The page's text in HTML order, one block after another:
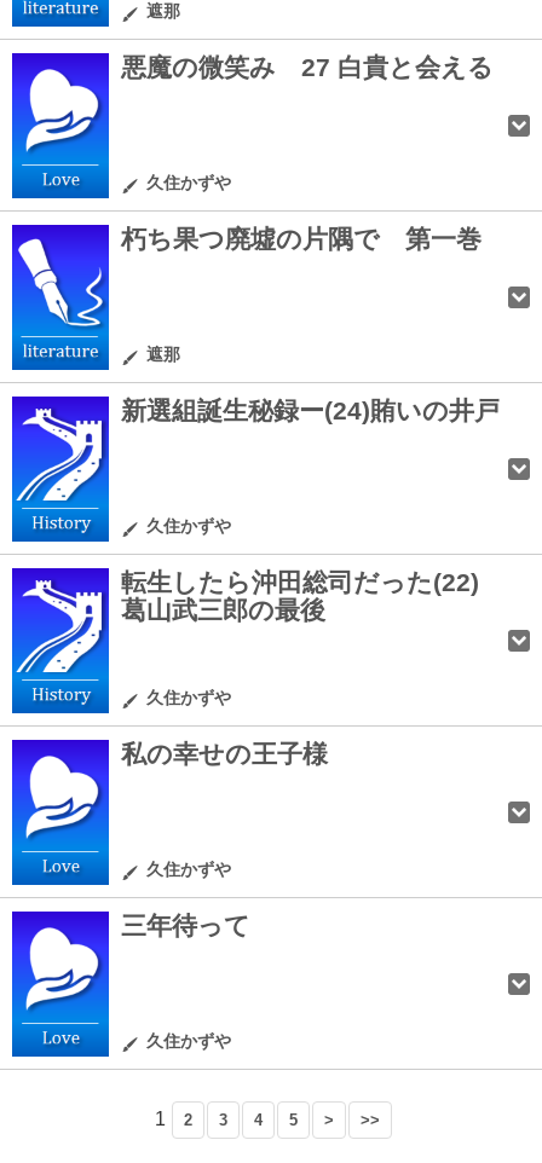
遮那
悪魔の微笑み 27 白貴と会える
久住かずや
朽ち果つ廃墟の片隅で 第一巻
遮那
新選組誕生秘録ー(24)賄いの井戸
久住かずや
転生したら沖田総司だった(22)
葛山武三郎の最後
久住かずや
私の幸せの王子様
久住かずや
三年待って
久住かずや
1 2 3 4 5 > >>